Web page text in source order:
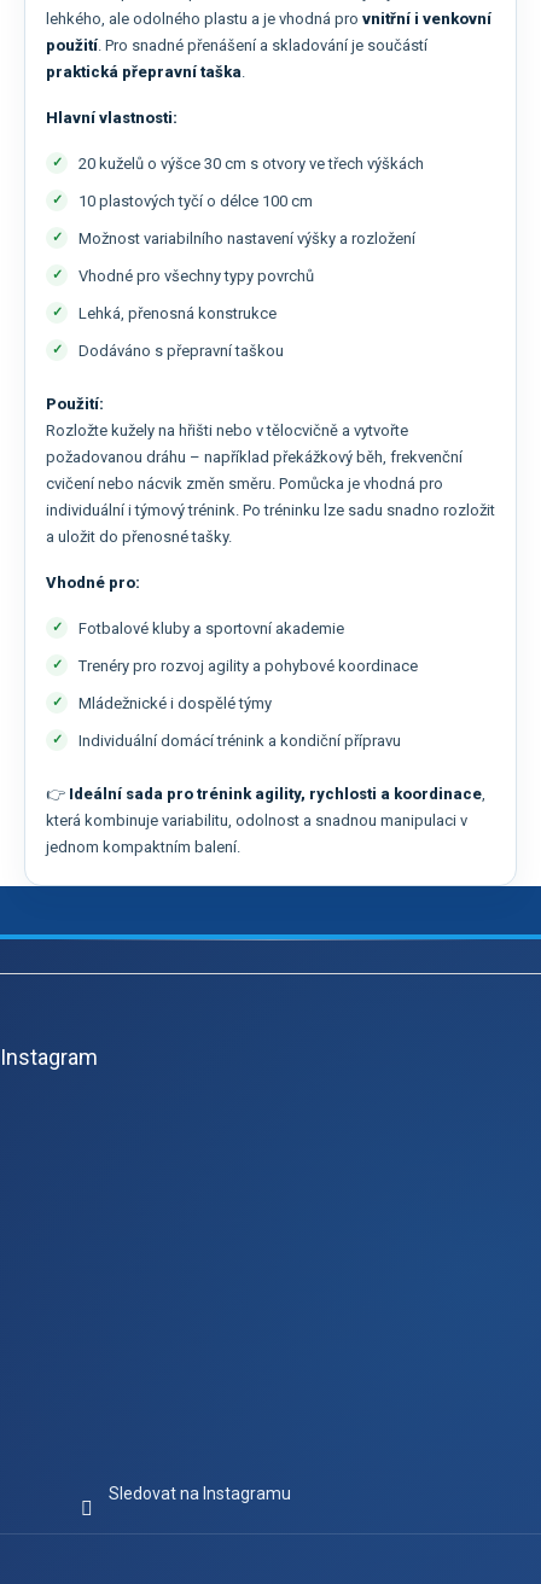
lehkého, ale odolného plastu a je vhodná pro vnitřní i venkovní
použití . Pro snadné přenášení a skladování je součástí
praktická přepravní taška
Hlavní vlastnosti:
20 kuželů o výšce 30 cm s otvory ve třech výškách
10 plastových tyčí o délce 100 cm
Možnost variabilního nastavení výšky a rozložení
Vhodné pro všechny typy povrchů
Lehká, přenosná konstrukce
Dodáváno s přepravní taškou
Použití:
Rozložte kužely na hřišti nebo v tělocvičně a vytvořte
požadovanou dráhu – například překážkový běh, frekvenční
cvičení nebo nácvik změn směru. Pomůcka je vhodná pro
individuální i týmový trénink. Po tréninku lze sadu snadno rozložit
a uložit do přenosné tašky.
Vhodné pro:
Fotbalové kluby a sportovní akademie
Trenéry pro rozvoj agility a pohybové koordinace
Mládežnické i dospělé týmy
Individuální domácí trénink a kondiční přípravu
👉 Ideální sada pro trénink agility, rychlosti a koordinace
která kombinuje variabilitu, odolnost a snadnou manipulaci v
jednom kompaktním balení.
Z
Instagram
Sledovat na Instagramu